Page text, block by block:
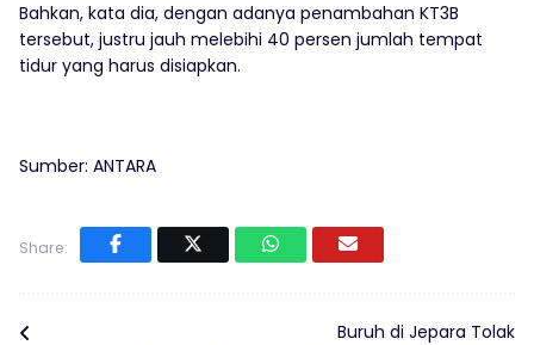
Bahkan, kata dia, dengan adanya penambahan KT3B
tersebut, justru jauh melebihi 40 persen jumlah tempat
tidur yang harus disiapkan.
Sumber: ANTARA
Share:
Buruh di Jepara Tolak